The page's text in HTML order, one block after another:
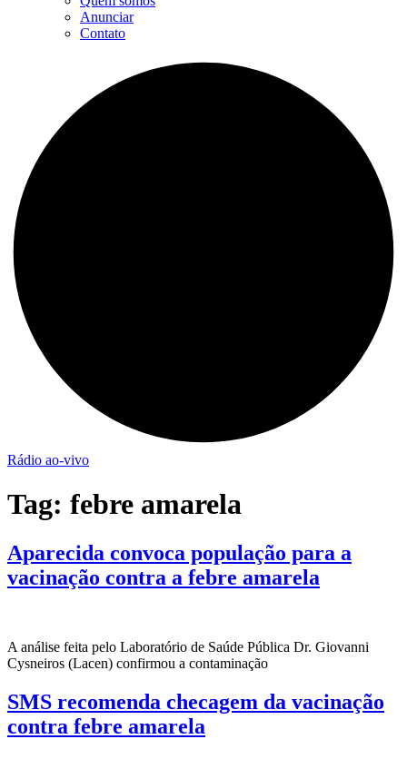
Anunciar
Contato
Rádio ao-vivo
Tag: febre amarela
Aparecida convoca população para a
vacinação contra a febre amarela
A análise feita pelo Laboratório de Saúde Pública Dr. Giovanni
Cysneiros (Lacen) confirmou a contaminação
SMS recomenda checagem da vacinação
contra febre amarela